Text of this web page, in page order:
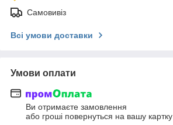
Самовивіз
Всі умови доставки
Умови оплати
Ви отримаєте замовлення
або гроші повернуться на вашу картку